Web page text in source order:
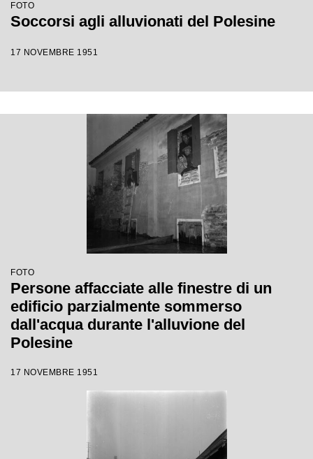
FOTO
Soccorsi agli alluvionati del Polesine
17 NOVEMBRE 1951
FOTO
Persone affacciate alle finestre di un
edificio parzialmente sommerso
dall'acqua durante l'alluvione del
Polesine
17 NOVEMBRE 1951